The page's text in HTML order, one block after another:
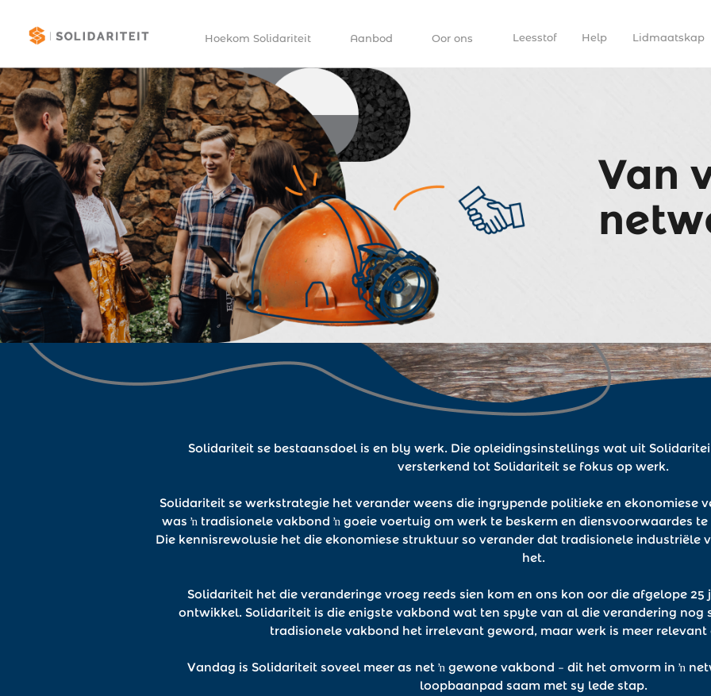
Hoekom Solidariteit Aanbod Oor ons Leesstof Help Lidmaatskap
Van
Solidariteit se bestaansdoel is en bly werk. Die opleidingsinstellings wat uit
versterkend tot Solidariteit se fokus op werk.
Solidariteit se werkstrategie het verander weens die ingrypende politieke en ekonomiese
was ŉ tradisionele vakbond ŉ goeie voertuig om werk te beskerm en diensvoorwaardes
Die kennisrewolusie het die ekonomiese struktuur so verander dat tradisionele industriële
het.
Solidariteit het die veranderinge vroeg reeds sien kom en ons kon oor die afgelope
ontwikkel. Solidariteit is die enigste vakbond wat ten spyte van al die verandering nog
tradisionele vakbond het irrelevant geword, maar werk is meer relevant
Vandag is Solidariteit soveel meer as net ŉ gewone vakbond – dit het omvorm in ŉ
loopbaanpad saam met sy lede stap.